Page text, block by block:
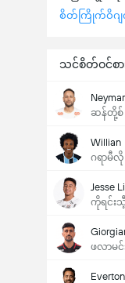
စိတ်ကြိုက်ဝိဂျက်
သင်စိတ်ဝင်စာ
Neymar
ဆန်တို့စ်
Willian
ဂရာမီလို
Jesse
ကိုရင်း
ဖလာမင်